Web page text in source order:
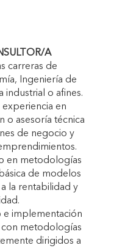
A
carreras de
Ingeniería de
industrial o afines.
en
o asesoría técnica
de negocio y
en metodologías
de modelos
la rentabilidad y
e implementación
metodologías
dirigidos a